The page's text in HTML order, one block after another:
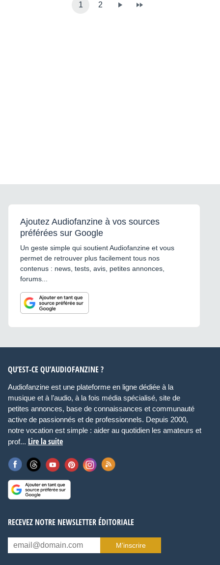
1 2
Ajoutez Audiofanzine à vos sources
préférées sur Google
Un geste simple qui soutient Audiofanzine et vous
permet de retrouver plus facilement tous nos
contenus : news, tests, avis, petites annonces,
forums...
QU’EST-CE QU’AUDIOFANZINE ?
Audiofanzine est une plateforme en ligne dédiée à la
musique et à l’audio, à la fois média spécialisé, site de
petites annonces, base de connaissances et communauté
active de passionnés et de professionnels. Depuis 2000,
notre vocation est simple : aider au quotidien les amateurs et
prof... Lire la suite
RECEVEZ NOTRE NEWSLETTER ÉDITORIALE
M’inscrire